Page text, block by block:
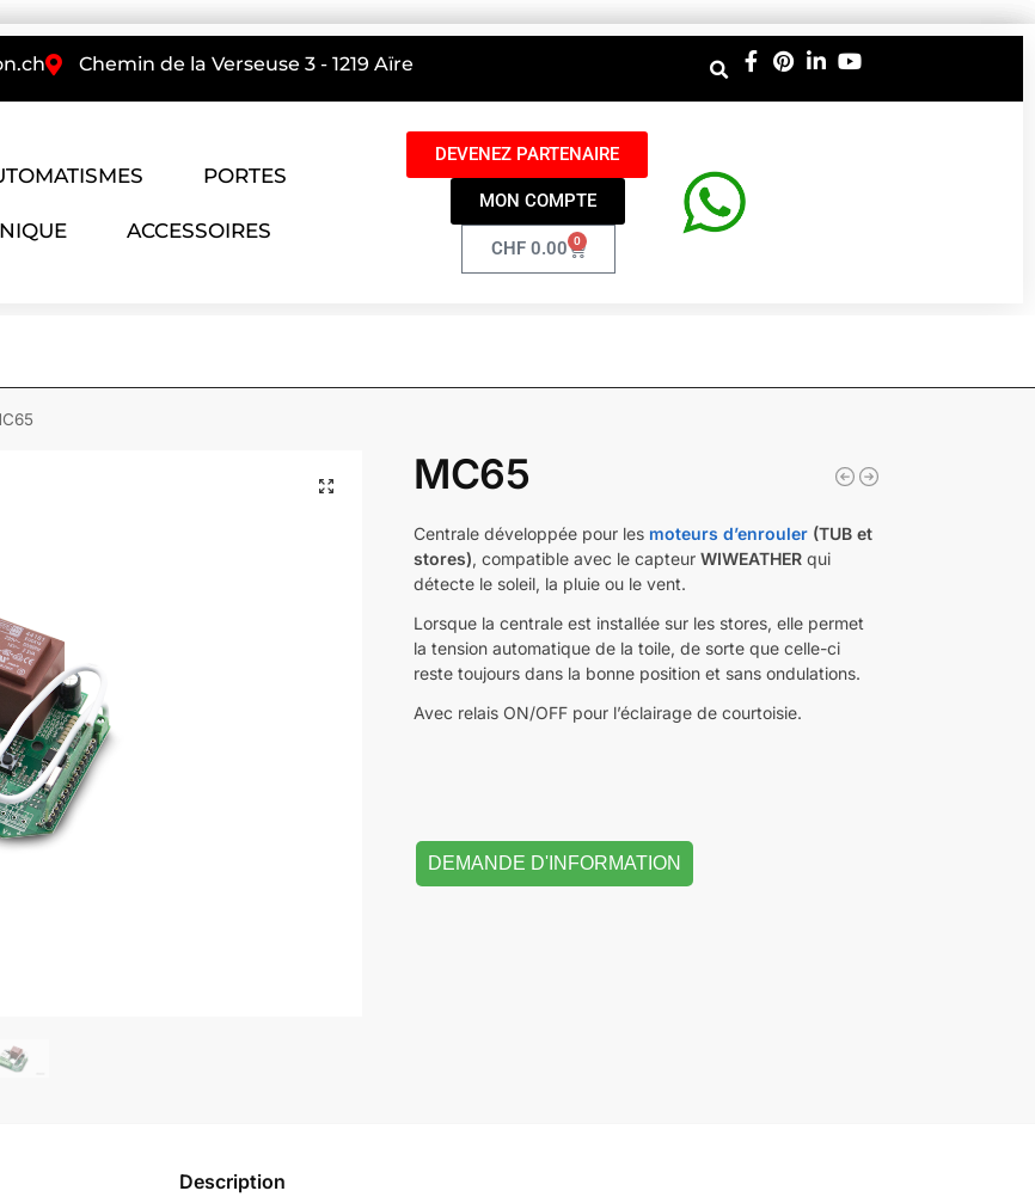
Chemin de la Verseuse 3 - 1219 Aïre
PORTES
ACCESSOIRES
DEVENEZ PARTENAIRE
MON COMPTE
CHF0.00 0
MC65
Centrale développée pour les moteurs d’enrouler (TUB et
stores), compatible avec le capteurWIWEATHER qui
détecte le soleil, la pluie ou le vent.
Lorsque la centrale est installée sur les stores, elle permet
la tension automatique de la toile, de sorte que celle-ci
reste toujours dans la bonne position et sans ondulations.
Avec relais ON/OFF pour l’éclairage de courtoisie.
DEMANDE D'INFORMATION
Description